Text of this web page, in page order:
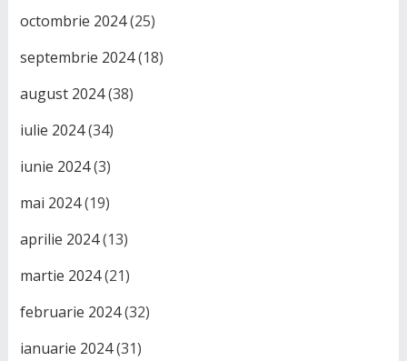
octombrie 2024(25)
septembrie 2024(18)
august 2024(38)
iulie 2024(34)
iunie 2024(3)
mai 2024(19)
aprilie 2024(13)
martie 2024(21)
februarie 2024(32)
ianuarie 2024(31)